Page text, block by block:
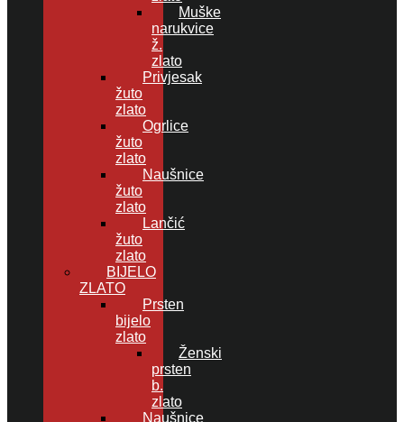
Muške
narukvice
ž.
zlato
Privjesak
žuto
zlato
Ogrlice
žuto
zlato
Naušnice
žuto
zlato
Lančić
žuto
zlato
BIJELO
ZLATO
Prsten
bijelo
zlato
Ženski
prsten
b.
zlato
Naušnice